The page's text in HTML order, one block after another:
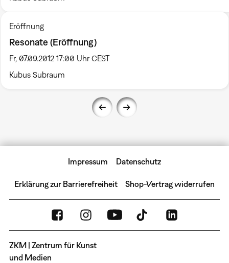
Eröffnung
Resonate (Eröffnung)
Fr, 07.09.2012 17:00 Uhr CEST
Kubus Subraum
Impressum Datenschutz
Erklärung zur Barrierefreiheit Shop-Vertrag widerrufen
ZKM | Zentrum für Kunst
und Medien